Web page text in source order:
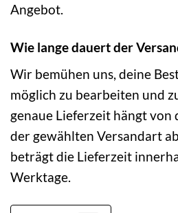
Angebot.
Wie lange dauert der
Wir bemühen uns, deine
möglich zu bearbeiten und
genaue Lieferzeit hängt von
der gewählten Versandart
beträgt die Lieferzeit
Werktage.